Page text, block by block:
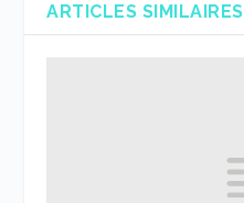
ARTICLES SIMILAIRES